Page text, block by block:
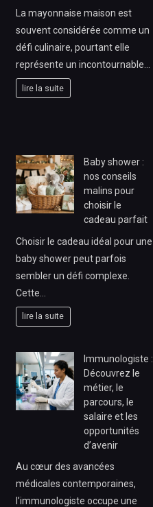
La mayonnaise maison est
souvent considérée comme un
défi culinaire, pourtant elle
représente un incontournable…
lire la suite
Baby shower :
nos conseils
malins pour
choisir le
cadeau parfait
Choisir le cadeau idéal pour une
baby shower peut parfois
sembler un défi complexe.
Cette…
lire la suite
Immunologiste :
Découvrez le
métier, le
parcours, le
salaire et les
opportunités
d’avenir
Au cœur des avancées
médicales contemporaines,
l’immunologiste occupe une